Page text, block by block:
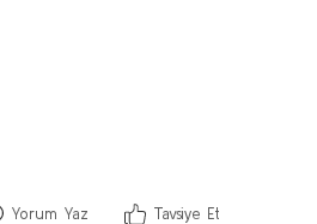
Yorum Yaz Tavsiye Et